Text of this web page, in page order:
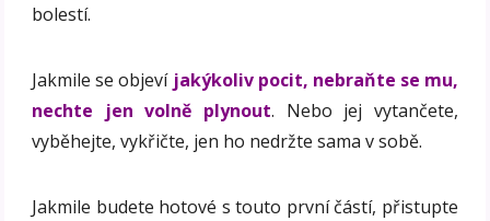
bolestí.
Jakmile se objeví jakýkoliv pocit, nebraňte se mu,
nechte jen volně plynout. Nebo jej vytančete,
vyběhejte, vykřičte, jen ho nedržte sama v sobě.
Jakmile budete hotové s touto první částí, přistupte